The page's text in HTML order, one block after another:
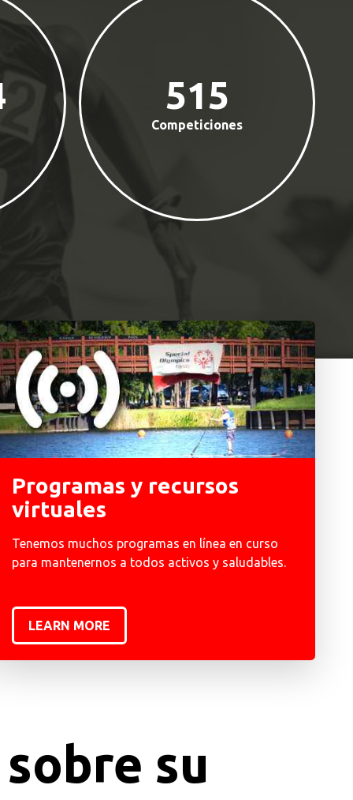
Competiciones
515
Programas y recursos
virtuales
Tenemos muchos programas en línea en curso
para mantenernos a todos activos y saludables.
LEARN MORE
su